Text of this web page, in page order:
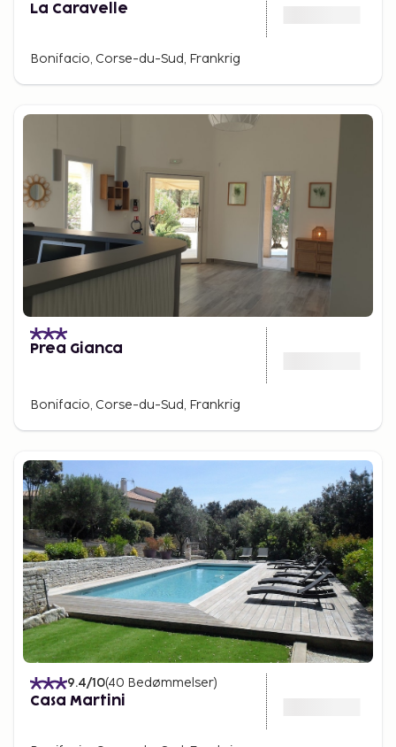
La Caravelle
Bonifacio, Corse-du-Sud, Frankrig
Prea Gianca
Bonifacio, Corse-du-Sud, Frankrig
9.4/10(40 Bedømmelser)
Casa Martini